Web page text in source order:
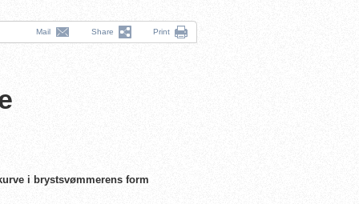
Mail Share Print
i brystsvømmerens form